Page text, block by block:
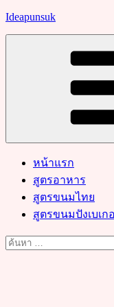
Skip
Ideapunsuk
หน้าแรก
สูตรอาหาร
สูตรขนมไทย
สูตรขนมปังเบเก
ค้นหา